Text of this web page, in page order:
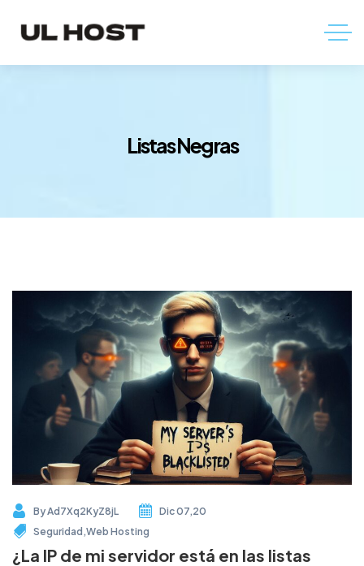
Listas Negras
ByAd7Xq2KyZ8jL
Dic 07,20
Seguridad ,Web Hosting
¿La IP de mi servidor está en las listas